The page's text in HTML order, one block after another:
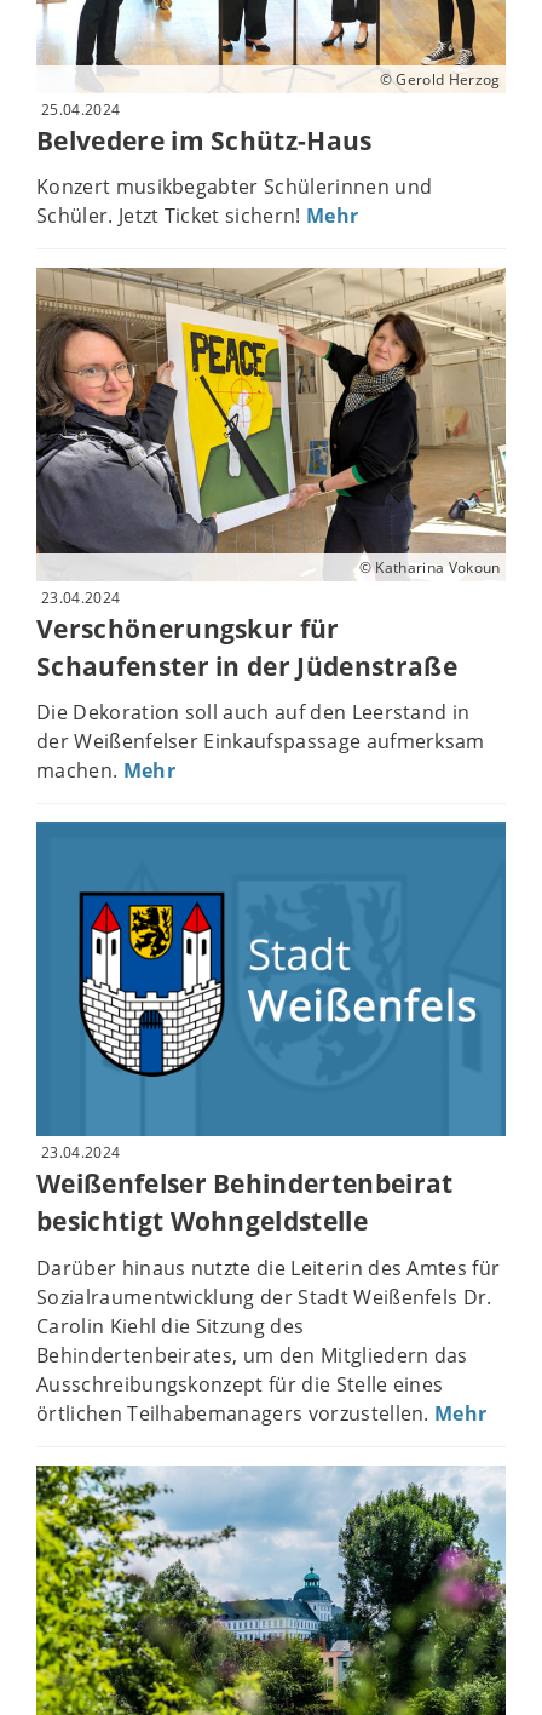
© Gerold Herzog
25.04.2024
Belvedere im Schütz-Haus
Konzert musikbegabter Schülerinnen und
Schüler. Jetzt Ticket sichern! Mehr
© Katharina Vokoun
23.04.2024
Verschönerungskur für
Schaufenster in der Jüdenstraße
Die Dekoration soll auch auf den Leerstand in
der Weißenfelser Einkaufspassage aufmerksam
machen. Mehr
23.04.2024
Weißenfelser Behindertenbeirat
besichtigt Wohngeldstelle
Darüber hinaus nutzte die Leiterin des Amtes für
Sozialraumentwicklung der Stadt Weißenfels Dr.
Carolin Kiehl die Sitzung des
Behindertenbeirates, um den Mitgliedern das
Ausschreibungskonzept für die Stelle eines
örtlichen Teilhabemanagers vorzustellen. Mehr